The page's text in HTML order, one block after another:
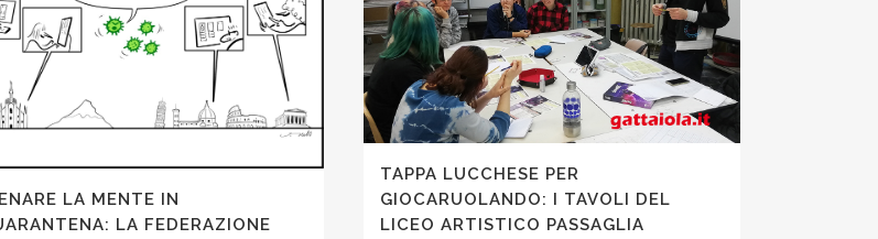
LA MENTE IN
LA FEDERAZIONE
TAPPA LUCCHESE PER
GIOCARUOLANDO: I TAVOLI DEL
LICEO ARTISTICO PASSAGLIA